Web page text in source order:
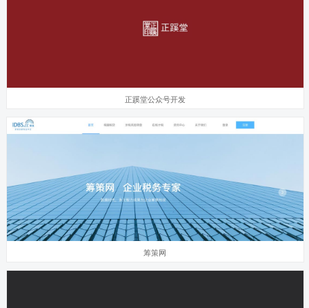
正蹊堂公众号开发
筹策网